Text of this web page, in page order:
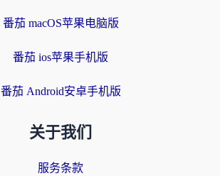
番茄 macOS苹果电脑版
番茄 ios苹果手机版
番茄 Android安卓手机版
关于我们
服务条款